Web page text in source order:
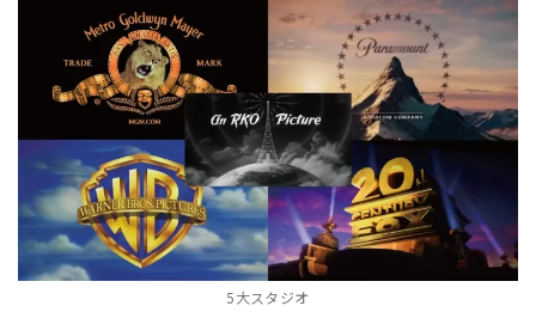
5大スタジオ